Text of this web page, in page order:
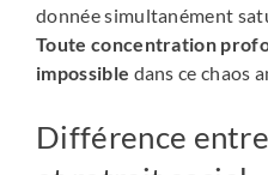
donnée simultanément
Toute concentration
impossible dans ce chaos
Différence